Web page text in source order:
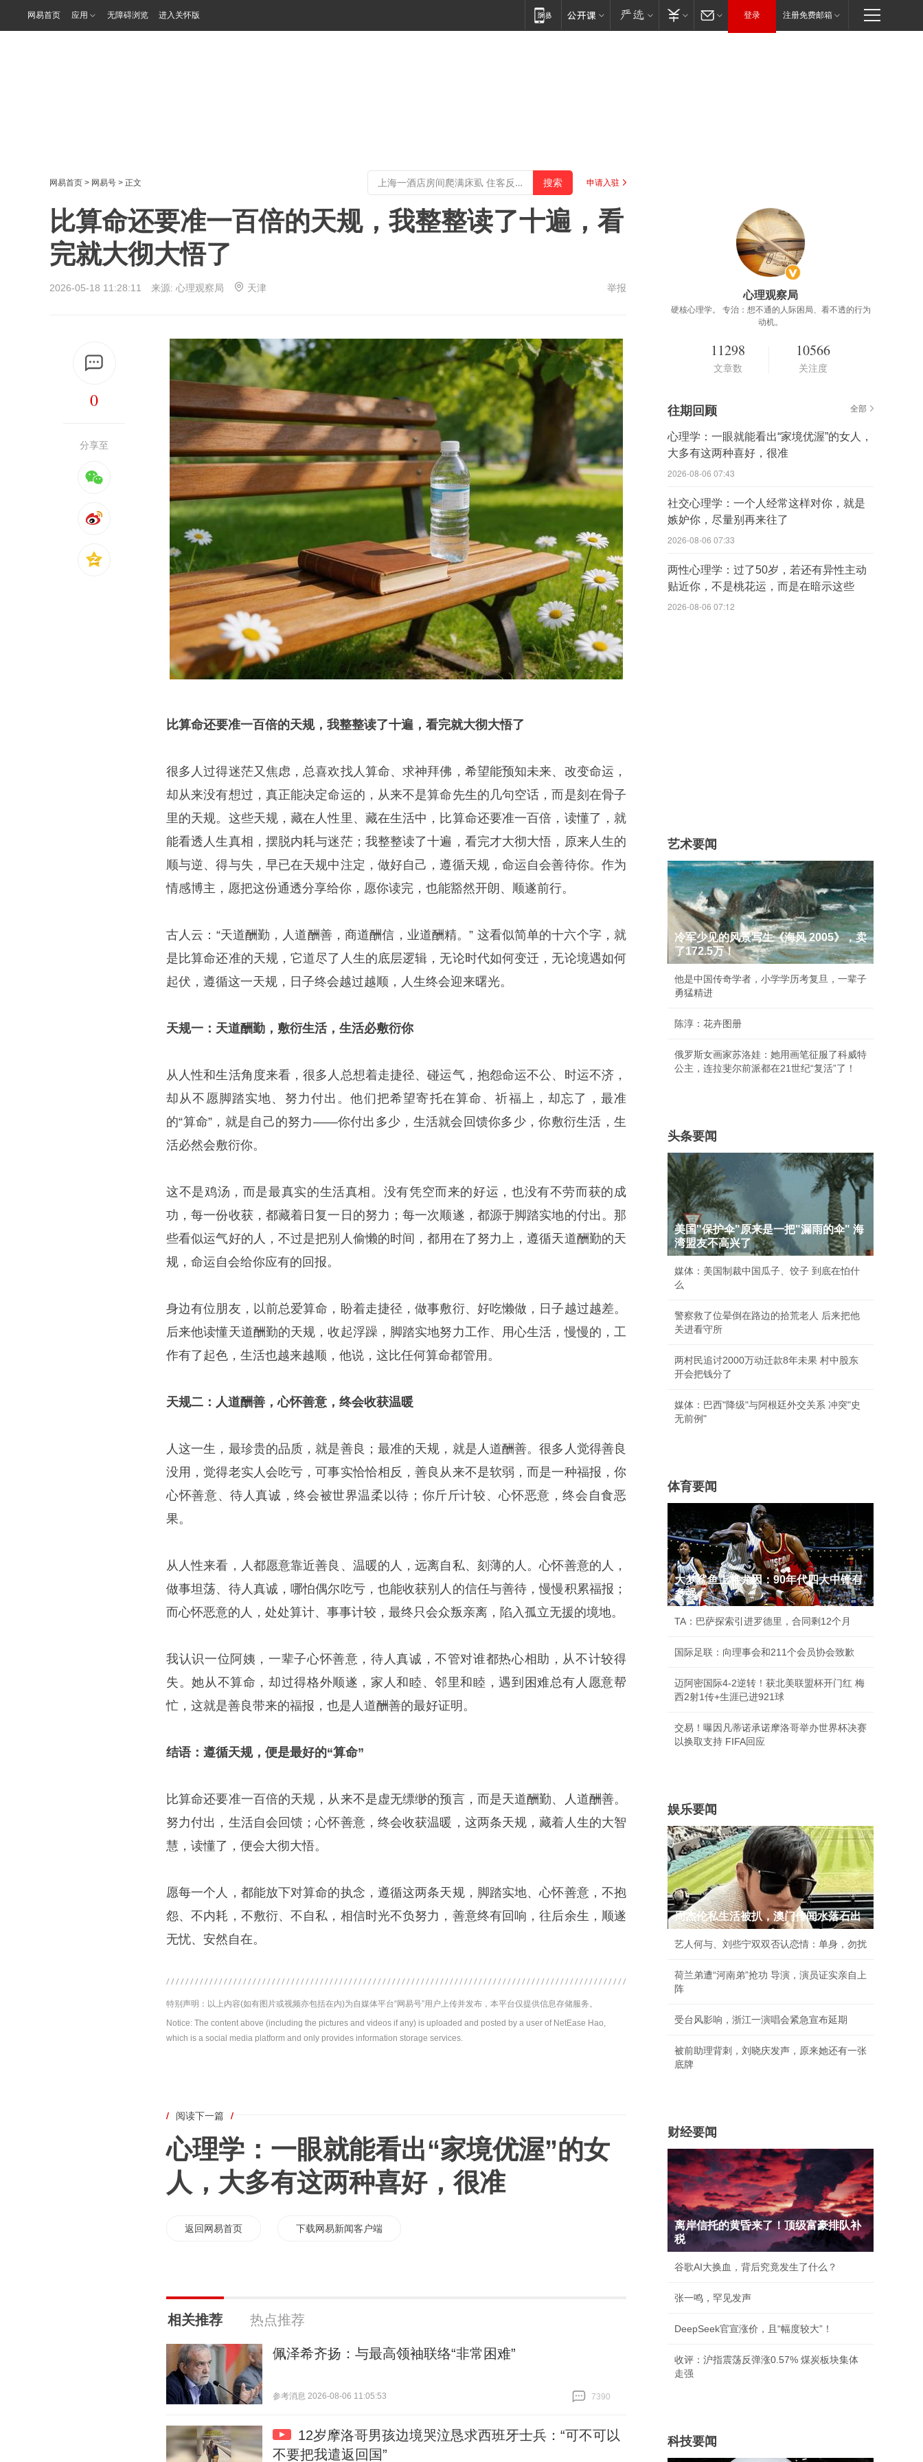
网易首页 应用 无障碍浏览 进入关怀版 登录 注册免费邮箱
网易首页 > 网易号 > 正文 申请入驻
比算命还要准一百倍的天规，我整整读了十遍，看
完就大彻大悟了
2026-05-18 11:28:11 来源: 心理观察局 天津 举报
0
分享至
比算命还要准一百倍的天规，我整整读了十遍，看完就大彻大悟了
很多人过得迷茫又焦虑，总喜欢找人算命、求神拜佛，希望能预知未来、改变命运，
却从来没有想过，真正能决定命运的，从来不是算命先生的几句空话，而是刻在骨子
里的天规。这些天规，藏在人性里、藏在生活中，比算命还要准一百倍，读懂了，就
能看透人生真相，摆脱内耗与迷茫；我整整读了十遍，看完才大彻大悟，原来人生的
顺与逆、得与失，早已在天规中注定，做好自己，遵循天规，命运自会善待你。作为
情感博主，愿把这份通透分享给你，愿你读完，也能豁然开朗、顺遂前行。
古人云：“天道酬勤，人道酬善，商道酬信，业道酬精。” 这看似简单的十六个字，就
是比算命还准的天规，它道尽了人生的底层逻辑，无论时代如何变迁，无论境遇如何
起伏，遵循这一天规，日子终会越过越顺，人生终会迎来曙光。
天规一：天道酬勤，敷衍生活，生活必敷衍你
从人性和生活角度来看，很多人总想着走捷径、碰运气，抱怨命运不公、时运不济，
却从不愿脚踏实地、努力付出。他们把希望寄托在算命、祈福上，却忘了，最准
的“算命”，就是自己的努力——你付出多少，生活就会回馈你多少，你敷衍生活，生
活必然会敷衍你。
这不是鸡汤，而是最真实的生活真相。没有凭空而来的好运，也没有不劳而获的成
功，每一份收获，都藏着日复一日的努力；每一次顺遂，都源于脚踏实地的付出。那
些看似运气好的人，不过是把别人偷懒的时间，都用在了努力上，遵循天道酬勤的天
规，命运自会给你应有的回报。
身边有位朋友，以前总爱算命，盼着走捷径，做事敷衍、好吃懒做，日子越过越差。
后来他读懂天道酬勤的天规，收起浮躁，脚踏实地努力工作、用心生活，慢慢的，工
作有了起色，生活也越来越顺，他说，这比任何算命都管用。
天规二：人道酬善，心怀善意，终会收获温暖
人这一生，最珍贵的品质，就是善良；最准的天规，就是人道酬善。很多人觉得善良
没用，觉得老实人会吃亏，可事实恰恰相反，善良从来不是软弱，而是一种福报，你
心怀善意、待人真诚，终会被世界温柔以待；你斤斤计较、心怀恶意，终会自食恶
果。
从人性来看，人都愿意靠近善良、温暖的人，远离自私、刻薄的人。心怀善意的人，
做事坦荡、待人真诚，哪怕偶尔吃亏，也能收获别人的信任与善待，慢慢积累福报；
而心怀恶意的人，处处算计、事事计较，最终只会众叛亲离，陷入孤立无援的境地。
我认识一位阿姨，一辈子心怀善意，待人真诚，不管对谁都热心相助，从不计较得
失。她从不算命，却过得格外顺遂，家人和睦、邻里和睦，遇到困难总有人愿意帮
忙，这就是善良带来的福报，也是人道酬善的最好证明。
结语：遵循天规，便是最好的“算命”
比算命还要准一百倍的天规，从来不是虚无缥缈的预言，而是天道酬勤、人道酬善。
努力付出，生活自会回馈；心怀善意，终会收获温暖，这两条天规，藏着人生的大智
慧，读懂了，便会大彻大悟。
愿每一个人，都能放下对算命的执念，遵循这两条天规，脚踏实地、心怀善意，不抱
怨、不内耗，不敷衍、不自私，相信时光不负努力，善意终有回响，往后余生，顺遂
无忧、安然自在。
特别声明：以上内容(如有图片或视频亦包括在内)为自媒体平台“网易号”用户上传并发布，本平台仅提供信息存储服务。
Notice: The content above (including the pictures and videos if any) is uploaded and posted by a user of NetEase Hao,
which is a social media platform and only provides information storage services.
/ 阅读下一篇 /
心理学：一眼就能看出“家境优渥”的女
人，大多有这两种喜好，很准
返回网易首页 下载网易新闻客户端
相关推荐 热点推荐
佩泽希齐扬：与最高领袖联络“非常困难”
参考消息 2026-08-06 11:05:53
7390
12岁摩洛哥男孩边境哭泣恳求西班牙士兵：“可不可以
不要把我遣返回国”
心理观察局
硬核心理学。 专治：想不通的人际困局、看不透的行为
动机。
11298
文章数
10566
关注度
往期回顾 全部
心理学：一眼就能看出“家境优渥”的女人，
大多有这两种喜好，很准
2026-08-06 07:43
社交心理学：一个人经常这样对你，就是
嫉妒你，尽量别再来往了
2026-08-06 07:33
两性心理学：过了50岁，若还有异性主动
贴近你，不是桃花运，而是在暗示这些
2026-08-06 07:12
艺术要闻
冷军少见的风景写生《海风 2005》，卖
了172.5万！
他是中国传奇学者，小学学历考复旦，一辈子
勇猛精进
陈淳：花卉图册
俄罗斯女画家苏洛娃：她用画笔征服了科威特
公主，连拉斐尔前派都在21世纪“复活”了！
头条要闻
美国"保护伞"原来是一把"漏雨的伞" 海
湾盟友不高兴了
媒体：美国制裁中国瓜子、饺子 到底在怕什
么
警察救了位晕倒在路边的拾荒老人 后来把他
关进看守所
两村民追讨2000万动迁款8年未果 村中股东
开会把钱分了
媒体：巴西"降级"与阿根廷外交关系 冲突"史
无前例"
体育要闻
大梦鲨鱼上将尤因：90年代四大中锋有
多强
TA：巴萨探索引进罗德里，合同剩12个月
国际足联：向理事会和211个会员协会致歉
迈阿密国际4-2逆转！获北美联盟杯开门红 梅
西2射1传+生涯已进921球
交易！曝因凡蒂诺承诺摩洛哥举办世界杯决赛
以换取支持 FIFA回应
娱乐要闻
周杰伦私生活被扒，澳门传闻水落石出
艺人何与、刘些宁双双否认恋情：单身，勿扰
荷兰弟遭“河南弟”抢功 导演，演员证实亲自上
阵
受台风影响，浙江一演唱会紧急宣布延期
被前助理背刺，刘晓庆发声，原来她还有一张
底牌
财经要闻
离岸信托的黄昏来了！顶级富豪排队补
税
谷歌AI大换血，背后究竟发生了什么？
张一鸣，罕见发声
DeepSeek官宣涨价，且“幅度较大”！
收评：沪指震荡反弹涨0.57% 煤炭板块集体
走强
科技要闻